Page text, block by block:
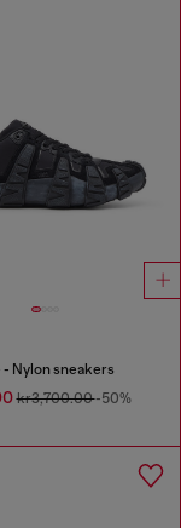
Nylon sneakers
kr3,700.00-50%